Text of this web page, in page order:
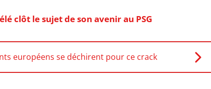
clôt le sujet de son avenir au PSG
européens se déchirent pour ce crack